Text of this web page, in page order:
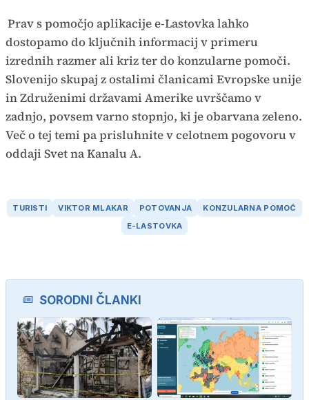
Prav s pomočjo aplikacije e-Lastovka lahko
dostopamo do ključnih informacij v primeru
izrednih razmer ali kriz ter do konzularne pomoči.
Slovenijo skupaj z ostalimi članicami Evropske unije
in Združenimi državami Amerike uvrščamo v
zadnjo, povsem varno stopnjo, ki je obarvana zeleno.
Več o tej temi pa prisluhnite v celotnem pogovoru v
oddaji Svet na Kanalu A.
TURISTI VIKTOR MLAKAR POTOVANJA
KONZULARNA POMOČ
E-LASTOVKA
SORODNI ČLANKI